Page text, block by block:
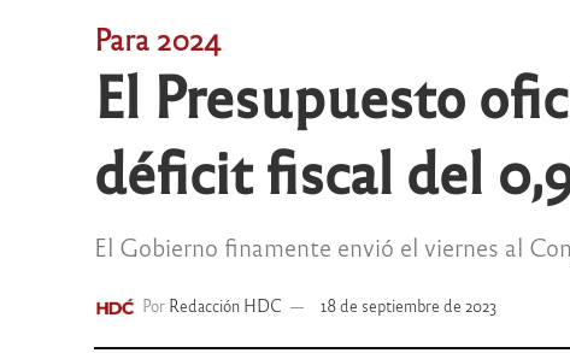
Para 2024
El Presupuesto
déficit fiscal del
El Gobierno finamente envió el viernes al
Por Redacción HDC 18 de septiembre de 2023